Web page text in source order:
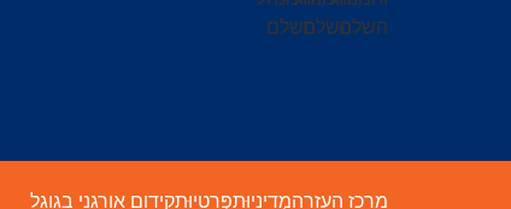
מרכז העזרהמְדִינִיוּתפְּרָטִיוּתקידום אורגני בגוגל